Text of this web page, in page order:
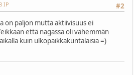
#2
IP
on paljon mutta aktiivisuus ei
että nagassa oli vähemmän
kuin ulkopaikkakuntalaisia =)